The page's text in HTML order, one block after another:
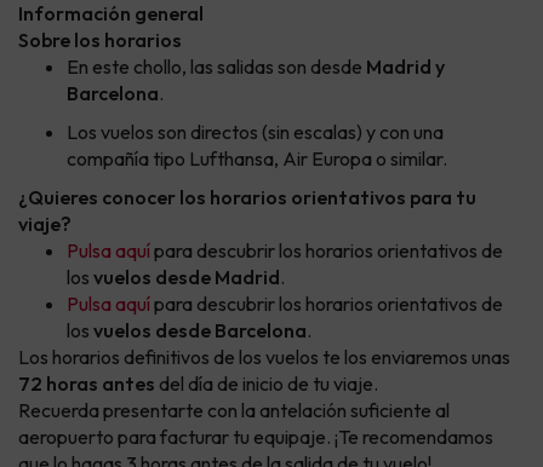
Información general
Sobre los horarios
En este chollo, las salidas son desde Madrid y
Barcelona.
Los vuelos son directos (sin escalas) y con una
compañía tipo Lufthansa, Air Europa o similar.
¿Quieres conocer los horarios orientativos para tu
viaje?
Pulsa aquípara descubrir los horarios orientativos de
los vuelos desde Madrid.
Pulsa aquípara descubrir los horarios orientativos de
los vuelos desde Barcelona.
Los horarios definitivos de los vuelos te los enviaremos unas
72 horas antes del día de inicio de tu viaje.
Recuerda presentarte con la antelación suficiente al
aeropuerto para facturar tu equipaje. ¡Te recomendamos